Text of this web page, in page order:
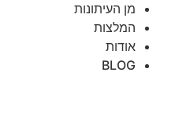
מן העיתונות
המלצות
אודות
BLOG